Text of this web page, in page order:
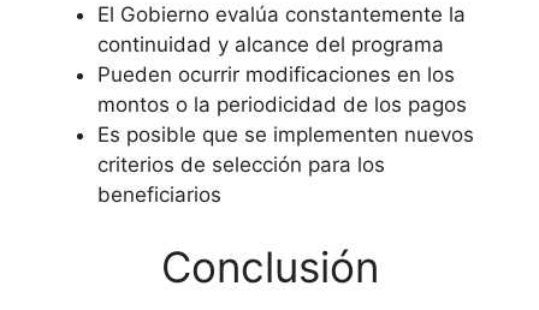
El Gobierno evalúa constantemente la
continuidad y alcance del programa
Pueden ocurrir modificaciones en los
montos o la periodicidad de los pagos
Es posible que se implementen nuevos
criterios de selección para los
beneficiarios
Conclusión